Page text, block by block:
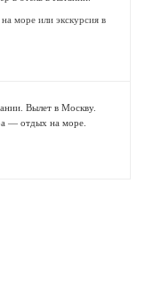
море или экскурсия в
Вылет в Москву.
— отдых на море.